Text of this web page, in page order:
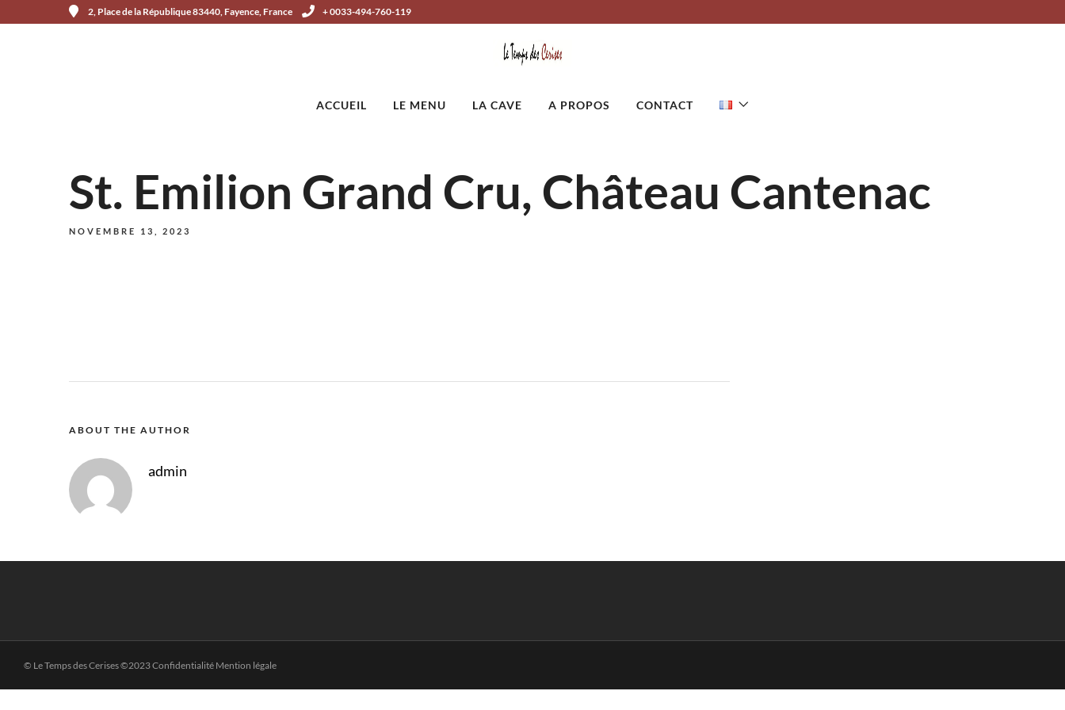
2, Place de la République 83440, Fayence, France + 0033-494-760-119
ACCUEIL LE MENU LA CAVE A PROPOS CONTACT
St. Emilion Grand Cru, Château Cantenac
NOVEMBRE 13, 2023
ABOUT THE AUTHOR
admin
© Le Temps des Cerises ©2023 Confidentialité Mention légale